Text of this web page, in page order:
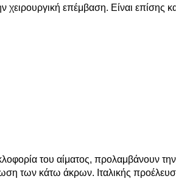
επέμβαση. Είναι επίσης
του αίματος, προλαμβάνουν
των κάτω άκρων. Ιταλικής